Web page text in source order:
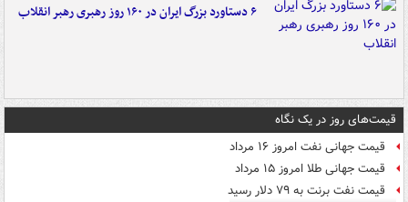
۶ دستاورد بزرگ ایران در ۱۶۰ روز رهبری رهبر انقلاب
قیمت‌های روز در یک نگاه
قیمت جهانی نفت امروز ۱۶ مرداد
قیمت جهانی طلا امروز ۱۵ مرداد
قیمت نفت برنت به ۷۹ دلار رسید